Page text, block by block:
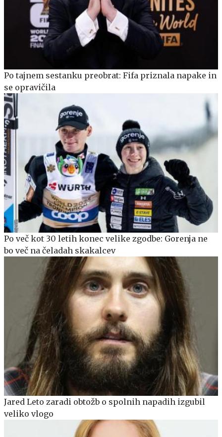
Po tajnem sestanku preobrat: Fifa priznala napake in
se opravičila
Po več kot 30 letih konec velike zgodbe: Gorenja ne
bo več na čeladah skakalcev
Jared Leto zaradi obtožb o spolnih napadih izgubil
veliko vlogo